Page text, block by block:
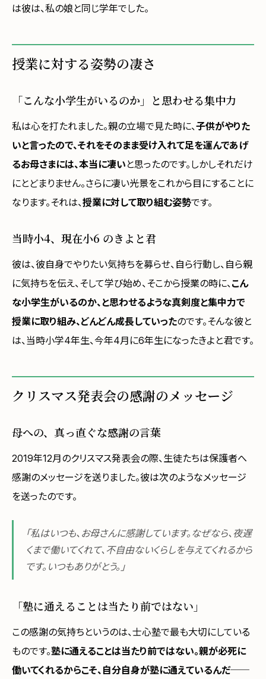
は彼は、私の娘と同じ学年でした。
授業に対する姿勢の凄さ
「こんな小学生がいるのか」と思わせる集中力
私は心を打たれました。親の立場で見た時に、子供がやりた
いと言ったので、それをそのまま受け入れて足を運んであげ
るお母さまには、本当に凄い と思ったのです。しかしそれだけ
にとどまりません。さらに凄い光景をこれから目にすることに
なります。それは、授業に対して取り組む姿勢です。
当時小4、現在小6 のきよと君
彼は、彼自身でやりたい気持ちを募らせ、自ら行動し、自ら親
に気持ちを伝え、そして学び始め、そこから授業の時に、こん
な小学生がいるのか、と思わせるような真剣度と集中力で
授業に取り組み、どんどん成長していったのです。そんな彼と
は、当時小学4年生、今年4月に6年生になったきよと君です。
クリスマス発表会の感謝のメッセージ
母への、真っ直ぐな感謝の言葉
2019年12月のクリスマス発表会の際、生徒たちは保護者へ
感謝のメッセージを送りました。彼は次のようなメッセージ
を送ったのです。
「私はいつも、お母さんに感謝しています。なぜなら、夜遅
くまで働いてくれて、不自由ないくらしを与えてくれるから
です。いつもありがとう。」
「塾に通えることは当たり前ではない」
この感謝の気持ちというのは、士心塾で最も大切にしている
ものです。塾に通えることは当たり前ではない。親が必死に
働いてくれるからこそ、自分自身が塾に通えているんだ──